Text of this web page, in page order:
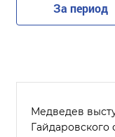
За период
Медведев
Гайдаровского